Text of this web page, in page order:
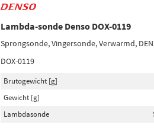
Lambda-sonde Denso DOX-0119
Sprongsonde, Vingersonde, Verwarmd,
DOX-0119
Brutogewicht [g]
Gewicht [g]
Lambdasonde